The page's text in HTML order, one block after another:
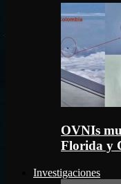
OVNIs
Florida y
Investigaciones